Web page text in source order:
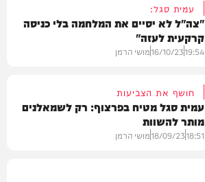
עמית סגל:
"צה"ל לא יסיים את המלחמה בלי כניסה
קרקעית לעזה"
19:54
16/10/23מושי הרמן
חושף את הצביעות
עמית סגל מטיח בפרצוף: רק לשמאלנים
מותר להשוות
18:51
18/09/23מושי הרמן